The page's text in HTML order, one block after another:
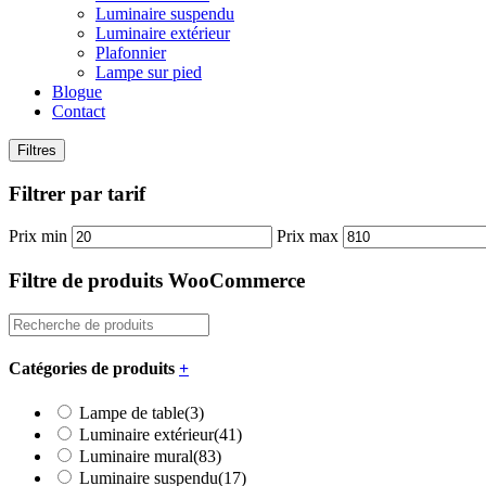
Luminaire suspendu
Luminaire extérieur
Plafonnier
Lampe sur pied
Blogue
Contact
Filtres
Filtrer par tarif
Prix min Prix max
Filtre de produits WooCommerce
Catégories de produits +
Lampe de table(3)
Luminaire extérieur(41)
Luminaire mural(83)
Luminaire suspendu(17)